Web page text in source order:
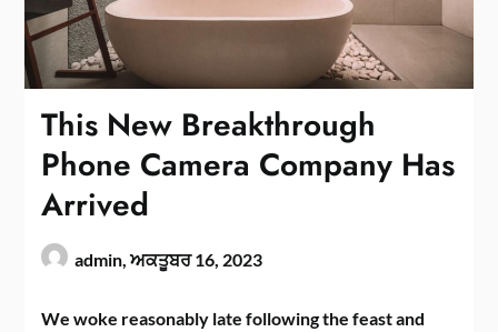
This New Breakthrough
Phone Camera Company Has
Arrived
admin,ਅਕਤੂਬਰ 16, 2023
We woke reasonably late following the feast and